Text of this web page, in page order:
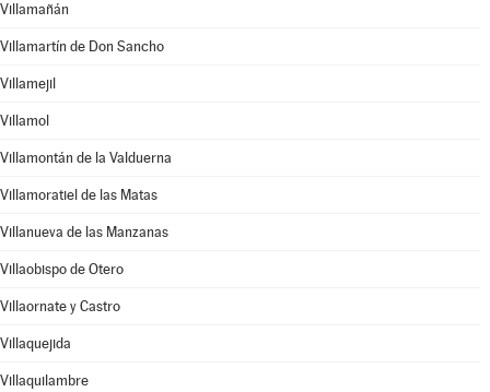
Villamañán
Villamartín de Don Sancho
Villamejil
Villamol
Villamontán de la Valduerna
Villamoratiel de las Matas
Villanueva de las Manzanas
Villaobispo de Otero
Villaornate y Castro
Villaquejida
Villaquilambre